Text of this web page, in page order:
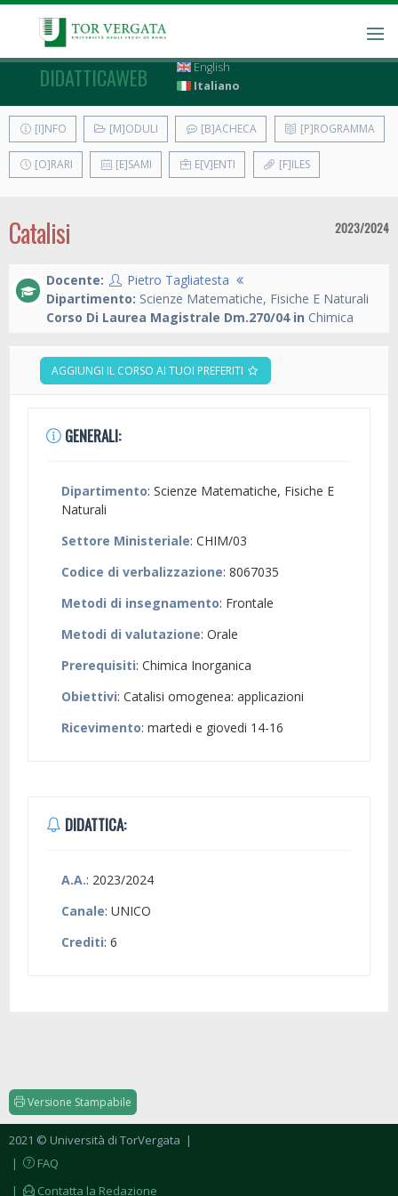
DIDATTICAWEB
English
Italiano
[I]NFO [M]ODULI [B]ACHECA [P]ROGRAMMA
[O]RARI [E]SAMI E[V]ENTI [F]ILES
Catalisi 2023/2024
Docente:
Pietro Tagliatesta
Dipartimento: Scienze Matematiche, Fisiche E Naturali
Corso Di Laurea Magistrale Dm.270/04 in Chimica
AGGIUNGI IL CORSO AI TUOI PREFERITI
GENERALI:
Dipartimento: Scienze Matematiche, Fisiche E
Naturali
Settore Ministeriale: CHIM/03
Codice di verbalizzazione: 8067035
Metodi di insegnamento: Frontale
Metodi di valutazione: Orale
Prerequisiti: Chimica Inorganica
Obiettivi: Catalisi omogenea: applicazioni
Ricevimento: martedi e giovedi 14-16
DIDATTICA:
A.A.: 2023/2024
Canale: UNICO
Crediti: 6
Versione Stampabile
2021 © Università di TorVergata
|
FAQ
|
Contatta la Redazione
|